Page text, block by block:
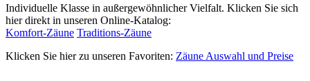
Individuelle Klasse in außergewöhnlicher Vielfalt. Klicken Sie sich
hier direkt in unseren Online-Katalog:
Komfort-Zäune Traditions-Zäune
Klicken Sie hier zu unseren Favoriten: Zäune Auswahl und Preise